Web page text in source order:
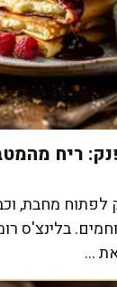
ריח
מחבת,
בלינצ'ס
...